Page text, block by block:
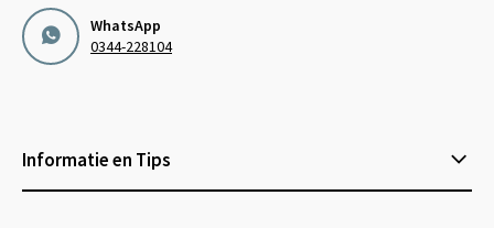
WhatsApp
0344-228104
Informatie en Tips